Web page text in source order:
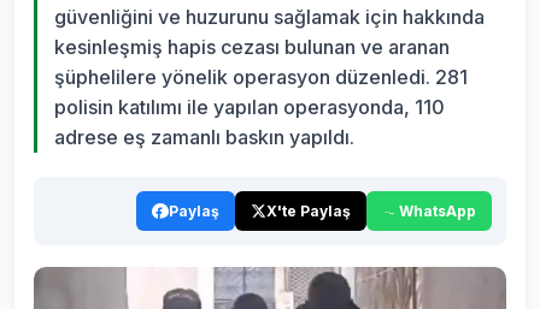
güvenliğini ve huzurunu sağlamak için hakkında
kesinleşmiş hapis cezası bulunan ve aranan
şüphelilere yönelik operasyon düzenledi. 281
polisin katılımı ile yapılan operasyonda, 110
adrese eş zamanlı baskın yapıldı.
Paylaş X'te Paylaş WhatsApp